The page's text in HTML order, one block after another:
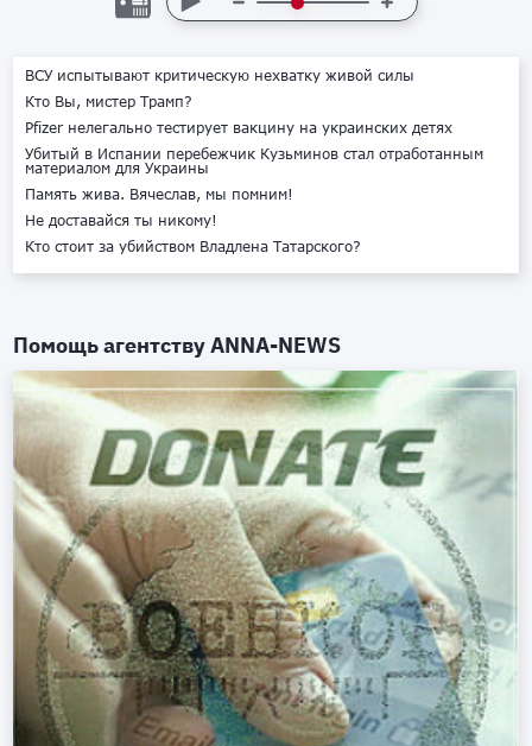
ВСУ испытывают критическую нехватку живой силы
Кто Вы, мистер Трамп?
Pfizer нелегально тестирует вакцину на украинских детях
Убитый в Испании перебежчик Кузьминов стал отработанным
материалом для Украины
Память жива. Вячеслав, мы помним!
Не доставайся ты никому!
Кто стоит за убийством Владлена Татарского?
Помощь агентствуANNA-NEWS